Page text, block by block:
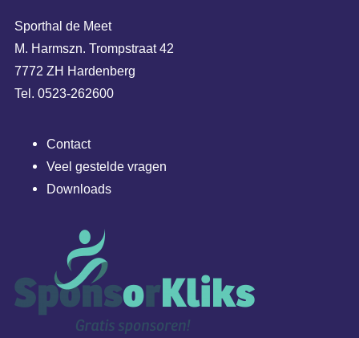
Sporthal de Meet
M. Harmszn. Trompstraat 42
7772 ZH Hardenberg
Tel. 0523-262600
Contact
Veel gestelde vragen
Downloads